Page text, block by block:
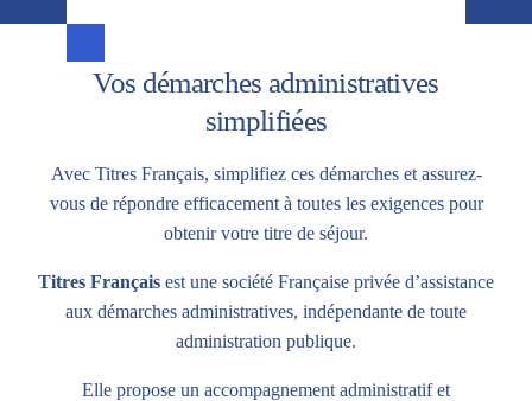
Vos démarches administratives
simplifiées
Avec Titres Français, simplifiez ces démarches et assurez-
vous de répondre efficacement à toutes les exigences pour
obtenir votre titre de séjour.
Titres Français est une société Française privée d’assistance
aux démarches administratives, indépendante de toute
administration publique.
Elle propose un accompagnement administratif et